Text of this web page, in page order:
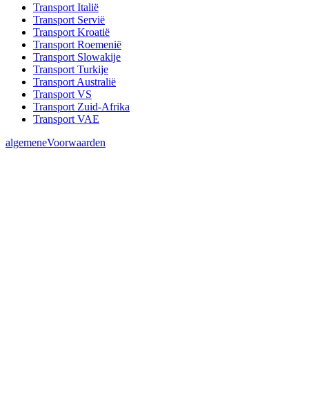
Transport Italië
Transport Servië
Transport Kroatië
Transport Roemenië
Transport Slowakije
Transport Turkije
Transport Australië
Transport VS
Transport Zuid-Afrika
Transport VAE
algemeneVoorwaarden